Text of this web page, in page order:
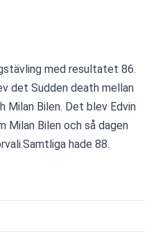
med resultatet 86.
det Sudden death mellan
Milan Bilen. Det blev Edvin
Milan Bilen och så dagen
hade 88.